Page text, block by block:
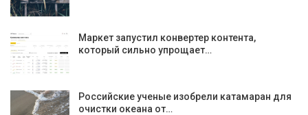
Маркет запустил конвертер контента,
который сильно упрощает…
Российские ученые изобрели катамаран для
очистки океана от…